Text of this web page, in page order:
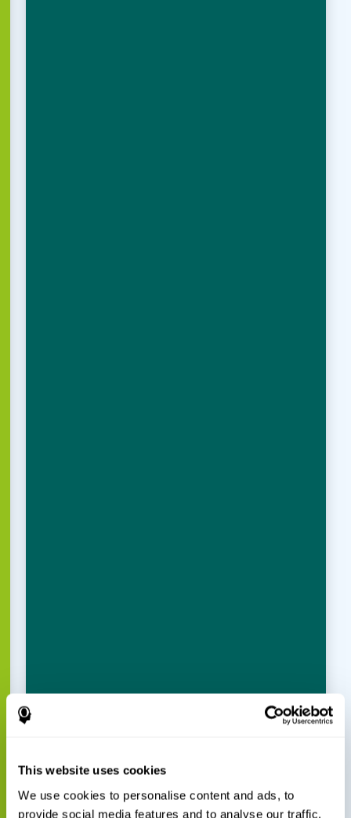
This website uses cookies
We use cookies to personalise content and ads, to
provide social media features and to analyse our traffic.